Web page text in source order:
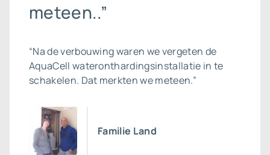
meteen..”
“Na de verbouwing waren we vergeten de
AquaCell wateronthardingsinstallatie in te
schakelen. Dat merkten we meteen.”
Familie Land